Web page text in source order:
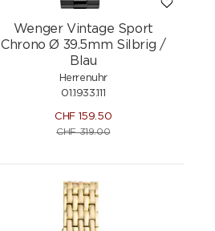
Wenger Vintage Sport
Chrono Ø 39.5mm Silbrig /
Blau
Herrenuhr
01.1933.111
CHF 159.50
CHF319.00